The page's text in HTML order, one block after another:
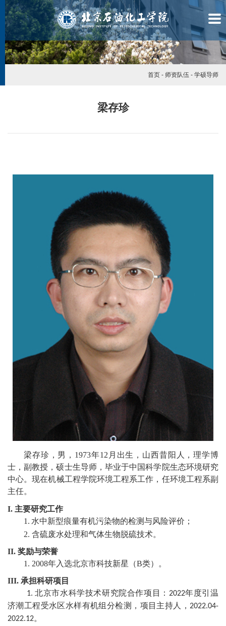
业
育
教
资
学
首页 - 师资队伍 - 学硕导师
梁存珍
梁存珍 ， 男 ， 1973年12 月出生，山西昔阳 人，理学博
士，副教授，硕士生导师，毕业于中国科学院生态环境研究
中心。现在机械工程学院环境工程系工作， 任环境工程系副
主任。
I. 主要研究工作
1 . 水中新型痕量有机污染物的检测与风险评价 ；
2. 含硫废水处理和气体生物脱硫技术。
II. 奖励与荣誉
1. 2008年入选北京市科技新星（B类） 。
III. 承担科研项目
1.北京市水科学技术研究院合作项目： 2022年度引温
济潮工程受水区水样有机组分检测，项目主持人， 2022.04-
2022.12。